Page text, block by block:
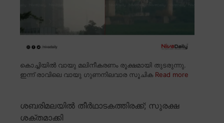
കൊച്ചിയിൽ വായു മലിനീകരണം രൂക്ഷമായി തുടരുന്നു.
ഇന്ന് രാവിലെ വായു ഗുണനിലവാര സൂചിക Read more
ശബരിമലയിൽ തീർഥാടകത്തിരക്ക്; സുരക്ഷ
ശക്തമാക്കി